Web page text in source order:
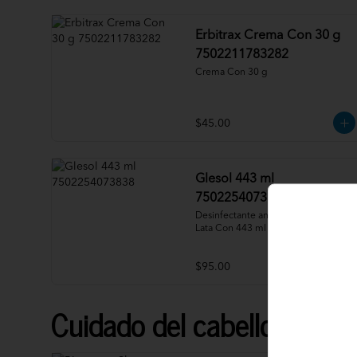
Erbitrax Crema Con 30 g
7502211783282
Crema Con 30 g
$45.00
Glesol 443 ml
7502254073838
Desinfectante antibacterial Limón
Lata Con 443 ml
$95.00
Cuidado del cabello